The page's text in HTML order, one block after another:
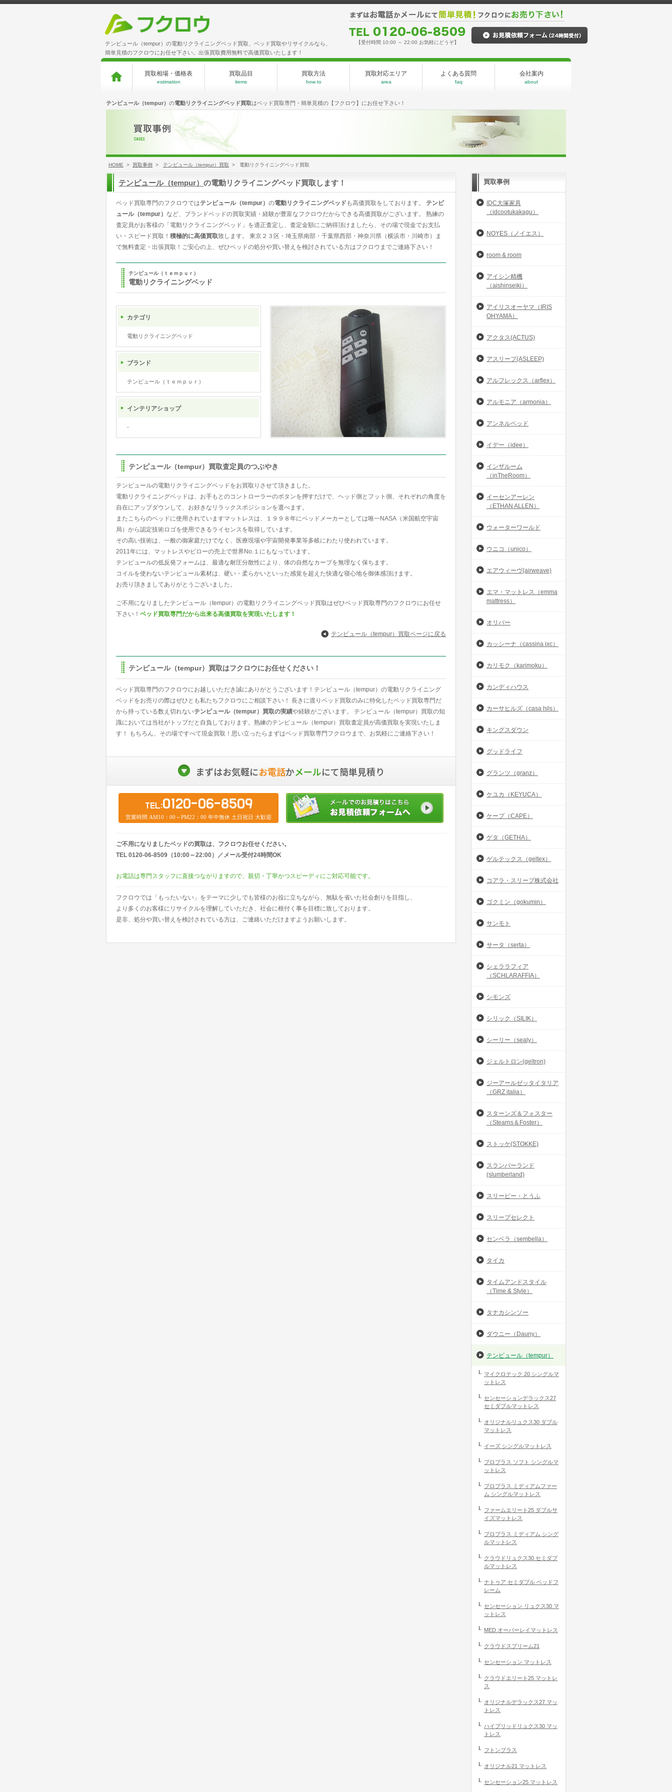
テンピュール（tempur）の電動リクライニングベッド買取、ベッド買取やリサイクルなら、
簡単見積のフクロウにお任せ下さい。出張買取費用無料で高価買取いたします！
【受付時間 10:00 ～ 22:00 お気軽にどうぞ】
買取相場・価格表
estimation
買取品目
items
買取方法
how to
買取対応エリア
area
よくある質問
faq
会社案内
about
テンピュール（tempur） の電動リクライニングベッド買取はベッド買取専門・簡単見積の【フクロウ】にお任せ下さい！
HOME > 買取事例 > テンピュール（tempur）買取 > 電動リクライニングベッド買取
テンピュール（tempur） の電動リクライニングベッド買取します！
ベッド買取専門のフクロウではテンピュール（tempur） の電動リクライニングベッド も高価買取をしております。 テンピ
ュール（tempur） など、ブランドベッドの買取実績・経験が豊富なフクロウだからできる高価買取がございます。 熟練の
査定員がお客様の「電動リクライニングベッド」を適正査定し、査定金額にご納得頂けましたら、その場で現金でお支払
い・スピード買取！ 積極的に高価買取致します。 東京２３区・埼玉県南部・千葉県西部・神奈川県（横浜市・川崎市）ま
で無料査定・出張買取！ご安心の上、ぜひベッドの処分や買い替えを検討されている方はフクロウまでご連絡下さい！
テンピュール（ｔｅｍｐｕｒ）
電動リクライニングベッド
カテゴリ
電動リクライニングベッド
ブランド
テンピュール（ｔｅｍｐｕｒ）
インテリアショップ
-
テンピュール（tempur）買取査定員のつぶやき
テンピュールの電動リクライニングベッドをお買取りさせて頂きました。
電動リクライニングベッドは、お手もとのコントローラーのボタンを押すだけで、ヘッド側とフット側、それぞれの角度を
自在にアップダウンして、お好きなリラックスポジションを選べます。
またこちらのベッドに使用されていますマットレスは、１９９８年にベッドメーカーとしては唯一NASA（米国航空宇宙
局）から認定技術ロゴを使用できるライセンスを取得しています。
その高い技術は、一般の御家庭だけでなく、医療現場や宇宙開発事業等多岐にわたり使われています。
2011年には、マットレスやピローの売上で世界No.１にもなっています。
テンピュールの低反発フォームは、最適な耐圧分散性により、体の自然なカーブを無理なく保ちます。
コイルを使わないテンピュール素材は、硬い・柔らかいといった感覚を超えた快適な寝心地を御体感頂けます。
お売り頂きましてありがとうございました。
ご不用になりましたテンピュール（tempur）の電動リクライニングベッド買取はぜひベッド買取専門のフクロウにお任せ
下さい！ ベッド買取専門だから出来る高価買取を実現いたします！
テンピュール（tempur）買取ページに戻る
テンピュール（tempur）買取はフクロウにお任せください！
ベッド買取専門のフクロウにお越しいただき誠にありがとうございます！テンピュール（tempur）の電動リクライニング
ベッドをお売りの際はぜひとも私たちフクロウにご相談下さい！ 長きに渡りベッド買取のみに特化したベッド買取専門だ
から持っている数え切れないテンピュール（tempur）買取の実績や経験がございます。 テンピュール（tempur）買取の知
識においては当社がトップだと自負しております。熟練のテンピュール（tempur）買取査定員が高価買取を実現いたしま
す！ もちろん、その場ですべて現金買取！思い立ったらまずはベッド買取専門フクロウまで、お気軽にご連絡下さい！
まずはお気軽にお電話かメールにて簡単見積り
TEL:0120-06-8509
営業時間 AM10：00～PM22：00 年中無休 土日祝日 大歓迎
ご不用になりましたベッドの買取は、フクロウお任せください。
TEL 0120-06-8509（10:00～22:00）／メール受付24時間OK
お電話は専門スタッフに直接つながりますので、親切・丁寧かつスピーディにご対応可能です。
フクロウでは「もったいない」をテーマに少しでも皆様のお役に立ちながら、無駄を省いた社会創りを目指し、
より多くのお客様にリサイクルを理解していただき、社会に根付く事を目標に致しております。
是非、処分や買い替えを検討されている方は、ご連絡いただけますようお願いします。
買取事例
IDC大塚家具
（idcootukakagu）
NOYES（ノイエス）
room & room
アイシン精機
（aishinseiki）
アイリスオーヤマ（IRIS
OHYAMA）
アクタス(ACTUS)
アスリープ(ASLEEP)
アルフレックス（arflex）
アルモニア（armonia）
アンネルベッド
イデー（idee）
インザルーム
（inTheRoom）
イーセンアーレン
（ETHAN ALLEN）
ウォーターワールド
ウニコ（unico）
エアウィーヴ(airweave)
エマ・マットレス（emma
mattress）
オリバー
カッシーナ（cassina ixc）
カリモク（karimoku）
カンディハウス
カーサヒルズ（casa hils）
キングスダウン
グッドライフ
グランツ（granz）
ケユカ（KEYUCA）
ケープ（CAPE）
ゲタ（GETHA）
ゲルテックス（geltex）
コアラ・スリープ株式会社
ゴクミン（gokumin）
サンモト
サータ（serta）
シェララフィア
（SCHLARAFFIA）
シモンズ
シリック（SILIK）
シーリー（sealy）
ジェルトロン(geltron)
ジーアールゼッタイタリア
（GRZ italia）
スターンズ＆フォスター
（Stearns＆Foster）
ストッケ(STOKKE)
スランバーランド
(slumberland)
スリーピー・とうふ
スリープセレクト
センベラ（sembella）
タイカ
タイムアンドスタイル
（Time & Style）
タナカシンソー
ダウニー（Dauny）
テンピュール（tempur）
マイクロテック 20 シングルマ
ットレス
センセーションデラックス27
セミダブルマットレス
オリジナルリュクス30 ダブル
マットレス
イーズ シングルマットレス
プロプラス ソフト シングルマ
ットレス
プロプラス ミディアムファー
ム シングルマットレス
ファームエリート25 ダブルサ
イズマットレス
プロプラス ミディアム シング
ルマットレス
クラウドリュクス30 セミダブ
ルマットレス
ナトゥア セミダブル ベッドフ
レーム
センセーション リュクス30 マ
ットレス
MED オーバーレイマットレス
クラウドスプリーム21
センセーション マットレス
クラウドエリート25 マットレ
ス
オリジナルデラックス27 マッ
トレス
ハイブリッドリュクス30 マッ
トレス
フトンプラス
オリジナル21 マットレス
センセーション25 マットレス